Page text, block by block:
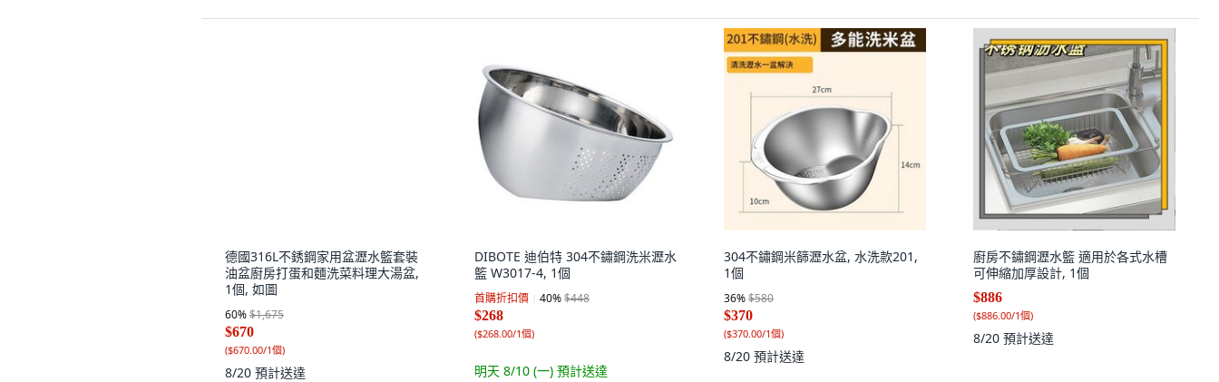
DIBOTE 迪伯特 304不鏽鋼洗米瀝水
籃 W3017-4, 1個
首購折扣價 40%$448
$268
($268.00/1個)
明天 8/10 (一) 預計送達
304不鏽鋼米篩瀝水盆, 水洗款201,
1個
36%$580
$370
($370.00/1個)
8/20 預計送達
廚房不鏽鋼瀝水籃 適用於各式水槽
可伸縮加厚設計, 1個
$886
($886.00/1個)
8/20 預計送達